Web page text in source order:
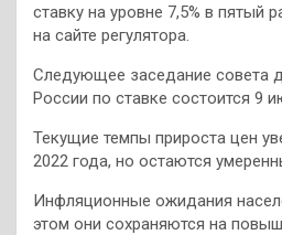
ставку на уровне 7,5% в пятый
на сайте регулятора.
Следующее заседание совета
России по ставке состоится 9
Текущие темпы прироста цен
2022 года, но остаются
Инфляционные ожидания
этом они сохраняются на